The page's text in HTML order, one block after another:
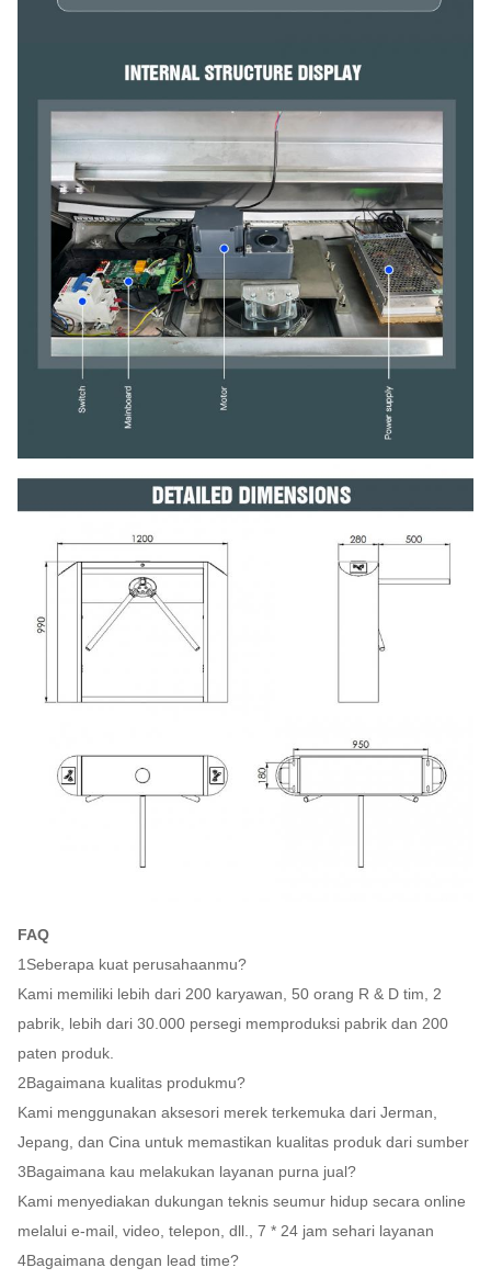
FAQ
1Seberapa kuat perusahaanmu?
Kami memiliki lebih dari 200 karyawan, 50 orang R & D tim, 2
pabrik, lebih dari 30.000 persegi memproduksi pabrik dan 200
paten produk.
2Bagaimana kualitas produkmu?
Kami menggunakan aksesori merek terkemuka dari Jerman,
Jepang, dan Cina untuk memastikan kualitas produk dari sumber
3Bagaimana kau melakukan layanan purna jual?
Kami menyediakan dukungan teknis seumur hidup secara online
melalui e-mail, video, telepon, dll., 7 * 24 jam sehari layanan
4Bagaimana dengan lead time?